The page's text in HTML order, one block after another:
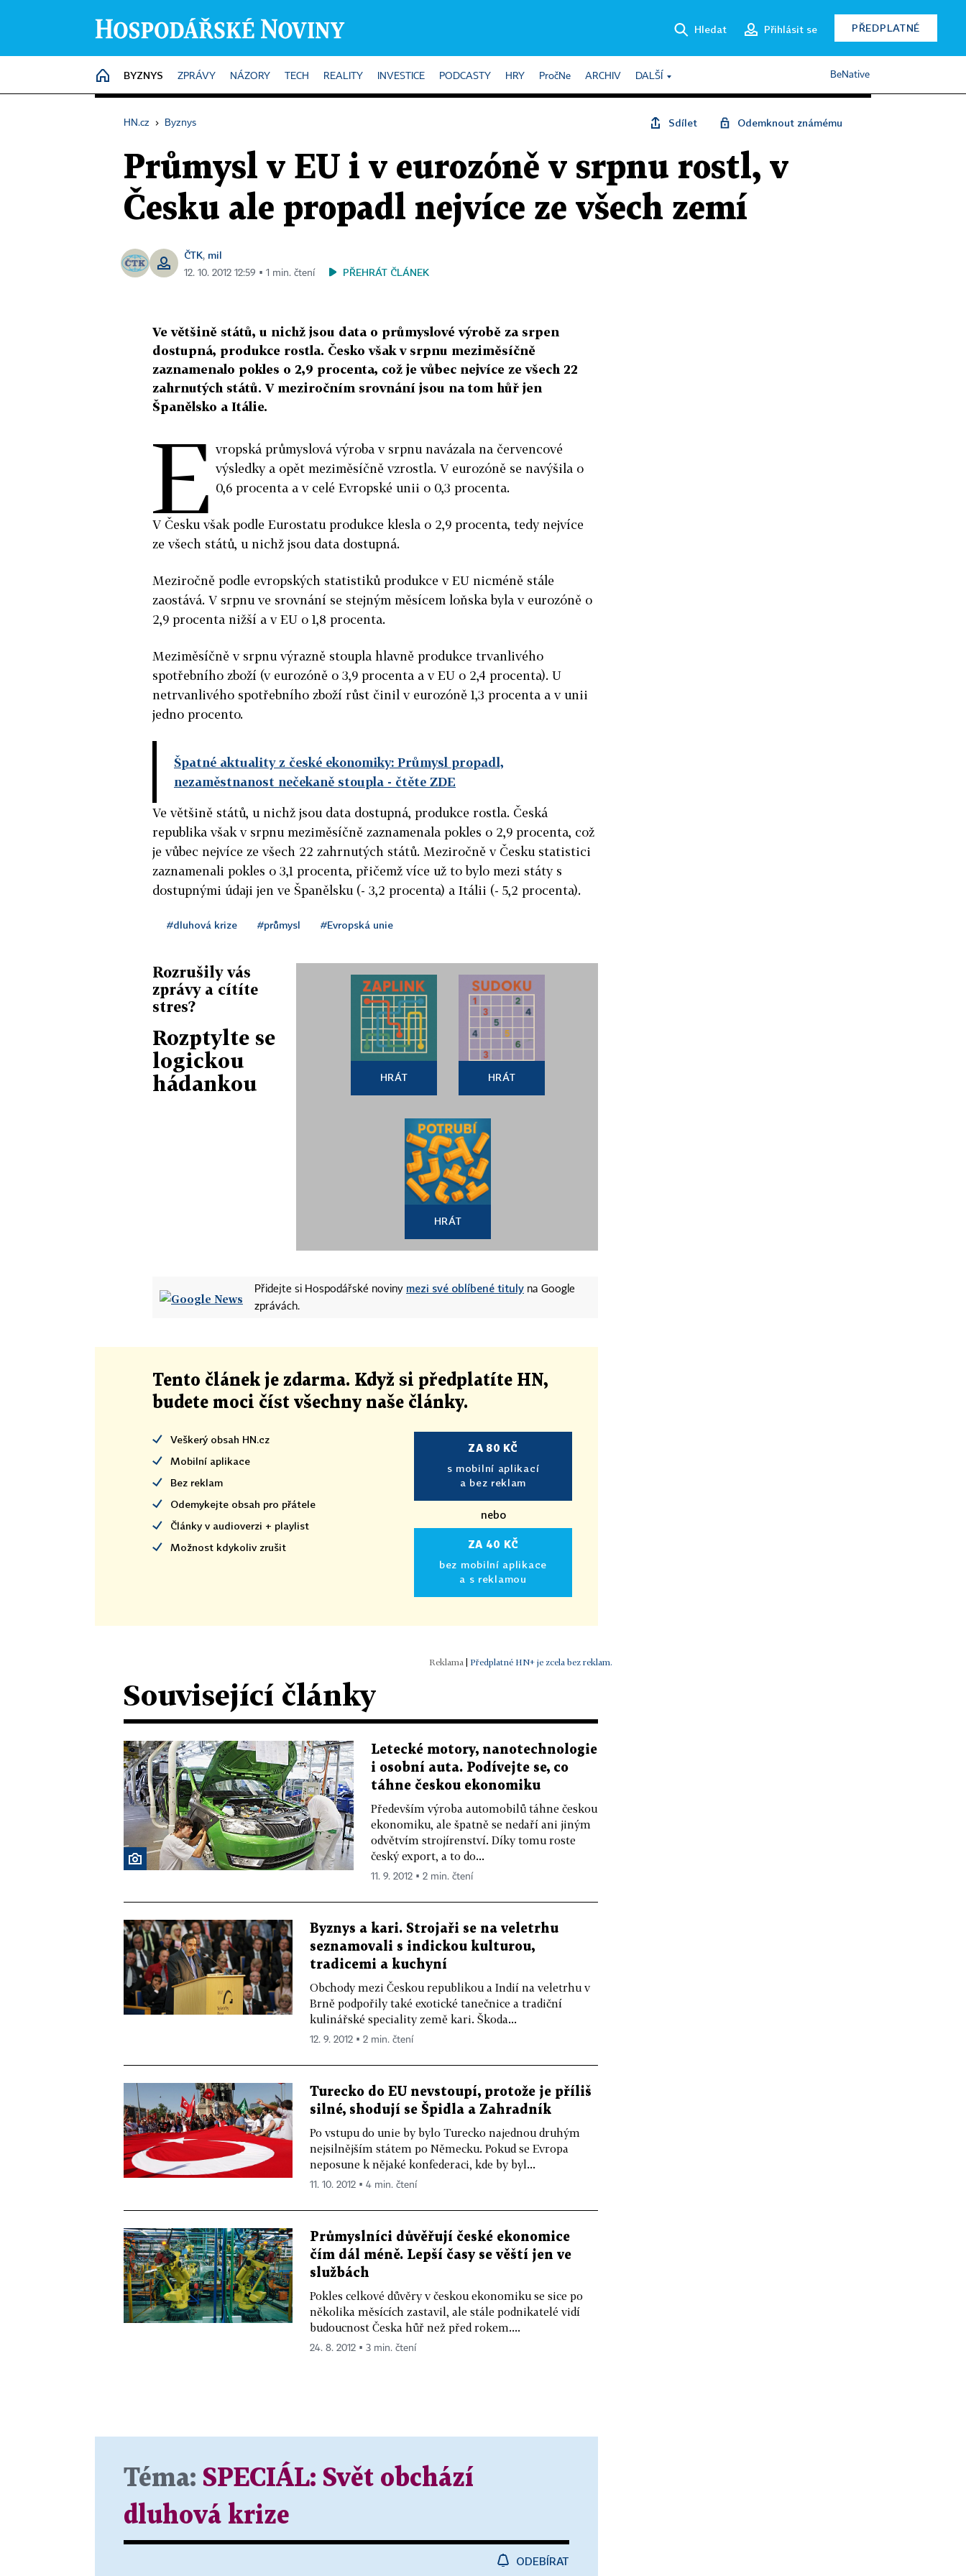
Hledat Přihlásit se PŘEDPLATNÉ
HOME
BYZNYS ZPRÁVY NÁZORY TECH REALITY INVESTICE PODCASTY HRY PročNe ARCHIV DALŠÍ BeNative
HN.cz › Byznys Sdílet Odemknout známému
Průmysl v EU i v eurozóně v srpnu rostl, v
Česku ale propadl nejvíce ze všech zemí
ČTK, mil
12. 10. 2012 12:59 ▪ 1 min. čtení PŘEHRÁT ČLÁNEK
Ve většině států, u nichž jsou data o průmyslové výrobě za srpen
dostupná, produkce rostla. Česko však v srpnu meziměsíčně
zaznamenalo pokles o 2,9 procenta, což je vůbec nejvíce ze všech 22
zahrnutých států. V meziročním srovnání jsou na tom hůř jen
Španělsko a Itálie.
E vropská průmyslová výroba v srpnu navázala na červencové
výsledky a opět meziměsíčně vzrostla. V eurozóně se navýšila o
0,6 procenta a v celé Evropské unii o 0,3 procenta.
V Česku však podle Eurostatu produkce klesla o 2,9 procenta, tedy nejvíce
ze všech států, u nichž jsou data dostupná.
Meziročně podle evropských statistiků produkce v EU nicméně stále
zaostává. V srpnu ve srovnání se stejným měsícem loňska byla v eurozóně o
2,9 procenta nižší a v EU o 1,8 procenta.
Meziměsíčně v srpnu výrazně stoupla hlavně produkce trvanlivého
spotřebního zboží (v eurozóně o 3,9 procenta a v EU o 2,4 procenta). U
netrvanlivého spotřebního zboží růst činil v eurozóně 1,3 procenta a v unii
jedno procento.
Špatné aktuality z české ekonomiky: Průmysl propadl,
nezaměstnanost nečekaně stoupla - čtěte ZDE
Ve většině států, u nichž jsou data dostupná, produkce rostla. Česká
republika však v srpnu meziměsíčně zaznamenala pokles o 2,9 procenta, což
je vůbec nejvíce ze všech 22 zahrnutých států. Meziročně v Česku statistici
zaznamenali pokles o 3,1 procenta, přičemž více už to bylo mezi státy s
dostupnými údaji jen ve Španělsku (- 3,2 procenta) a Itálii (- 5,2 procenta).
#dluhová krize #průmysl #Evropská unie
Rozrušily vás
zprávy a cítíte
stres?
Rozptylte se
logickou
hádankou
HRÁT HRÁT
HRÁT
Přidejte si Hospodářské noviny mezi své oblíbené tituly na Google
zprávách.
Tento článek je zdarma. Když si předplatíte HN,
budete moci číst všechny naše články.
Veškerý obsah HN.cz
Mobilní aplikace
Bez reklam
Odemykejte obsah pro přátele
Články v audioverzi + playlist
Možnost kdykoliv zrušit
ZA 80 KČ
s mobilní aplikací
a bez reklam
nebo
ZA 40 KČ
bez mobilní aplikace
a s reklamou
Předplatné HN+ je zcela bez reklam.
Související články
Letecké motory, nanotechnologie
i osobní auta. Podívejte se, co
táhne českou ekonomiku
Především výroba automobilů táhne českou
ekonomiku, ale špatně se nedaří ani jiným
odvětvím strojírenství. Díky tomu roste
český export, a to do...
11. 9. 2012 ▪ 2 min. čtení
Byznys a kari. Strojaři se na veletrhu
seznamovali s indickou kulturou,
tradicemi a kuchyní
Obchody mezi Českou republikou a Indií na veletrhu v
Brně podpořily také exotické tanečnice a tradiční
kulinářské speciality země kari. Škoda...
12. 9. 2012 ▪ 2 min. čtení
Turecko do EU nevstoupí, protože je příliš
silné, shodují se Špidla a Zahradník
Po vstupu do unie by bylo Turecko najednou druhým
nejsilnějším státem po Německu. Pokud se Evropa
neposune k nějaké konfederaci, kde by byl...
11. 10. 2012 ▪ 4 min. čtení
Průmyslníci důvěřují české ekonomice
čím dál méně. Lepší časy se věští jen ve
službách
Pokles celkové důvěry v českou ekonomiku se sice po
několika měsících zastavil, ale stále podnikatelé vidí
budoucnost Česka hůř než před rokem....
24. 8. 2012 ▪ 3 min. čtení
Téma: SPECIÁL: Svět obchází
dluhová krize
ODEBÍRAT